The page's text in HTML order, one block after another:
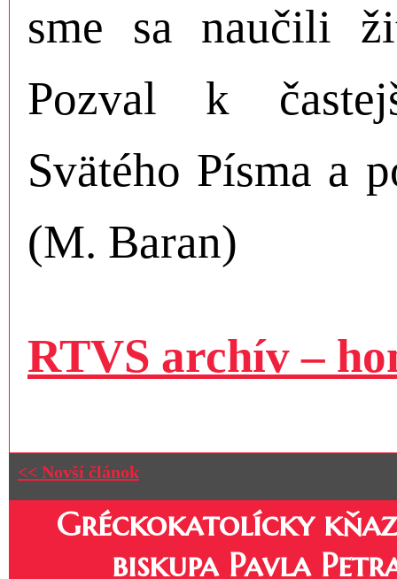
sme sa naučili
Pozval k
Svätého Písma a
(M. Baran)
RTVS archív –
<< Novší článok
Gréckokatolícky
biskupa Pavla